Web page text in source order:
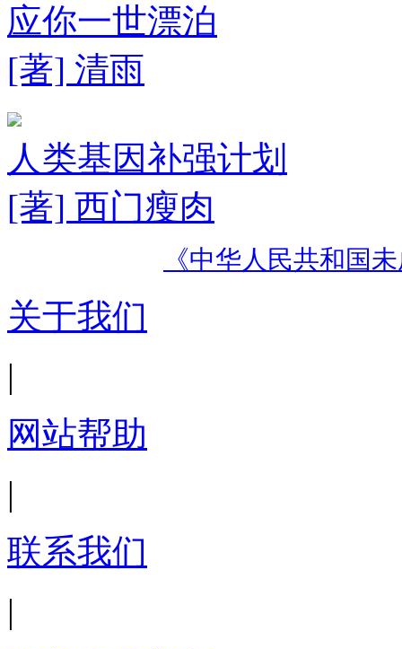
应你一世漂泊
[著] 清雨
人类基因补强计划
[著] 西门瘦肉
《中华人民共和国
关于我们
|
网站帮助
|
联系我们
|